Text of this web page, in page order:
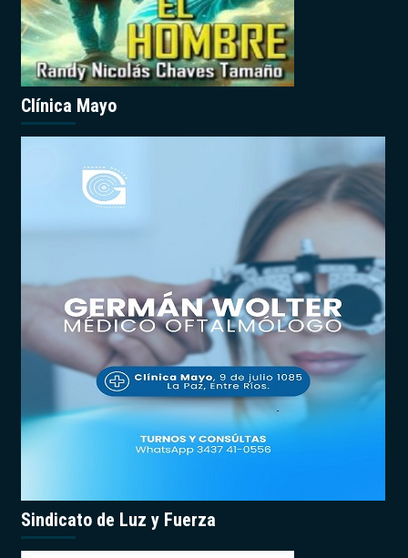
Clínica Mayo
Sindicato de Luz y Fuerza